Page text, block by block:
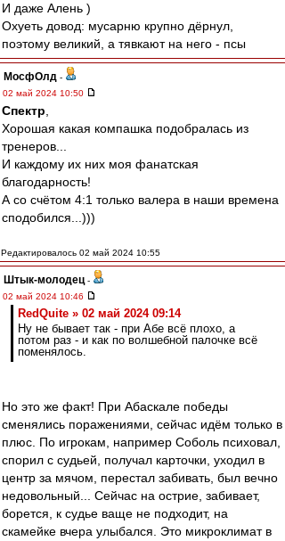
И даже Алень )
Охуеть довод: мусарню крупно дёрнул,
поэтому великий, а тявкают на него - псы
МосфОлд -
02 май 2024 10:50
Спектр
Хорошая какая компашка подобралась из
тренеров...
И каждому их них моя фанатская
благодарность!
А со счётом 4:1 только валера в наши времена
сподобился...)))
Редактировалось 02 май 2024 10:55
Штык-молодец -
02 май 2024 10:46
RedQuite » 02 май 2024 09:14
Ну не бывает так - при Абе всё плохо, а
потом раз - и как по волшебной палочке всё
поменялось.
Но это же факт! При Абаскале победы
сменялись поражениями, сейчас идём только в
плюс. По игрокам, например Соболь психовал,
спорил с судьей, получал карточки, уходил в
центр за мячом, перестал забивать, был вечно
недовольный... Сейчас на острие, забивает,
борется, к судье ваще не подходит, на
скамейке вчера улыбался. Это микроклимат в